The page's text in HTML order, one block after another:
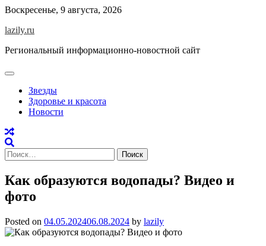
Skip
content
Воскресенье, 9 августа, 2026
lazily.ru
Региональный информационно-новостной сайт
Звезды
Здоровье и красота
Новости
Найти:
Как образуются водопады? Видео и
фото
Posted on 04.05.202406.08.2024 by lazily